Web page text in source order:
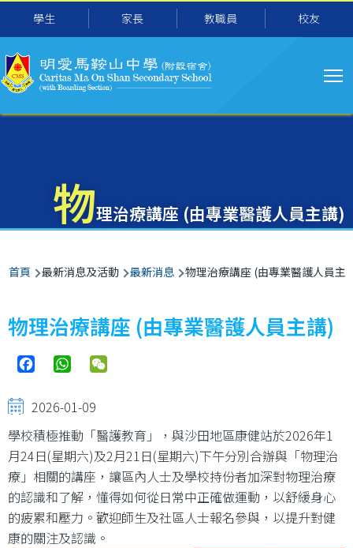
移至主內容
學生 家長 教職員 校友
导
航
物理治療講座 (由專業醫護人員主講)
導
航
連
結
首頁 最新消息及活動 最新消息 物理治療講座 (由專業醫護人員主
物理治療講座 (由專業醫護人員主講)
FacebookWhatsApp
2026-01-09
學校積極推動「醫護教育」，與沙田地區康健站於2026年1
月24日(星期六)及2月21日(星期六)下午分別合辦與「物理治
療」相關的講座，讓區內人士及學校持份者加深對物理治療
的認識和了解，懂得如何從日常中正確做運動，以舒緩身心
的疲累和壓力。歡迎師生及社區人士報名參與，以提升對健
康的關注及認識。